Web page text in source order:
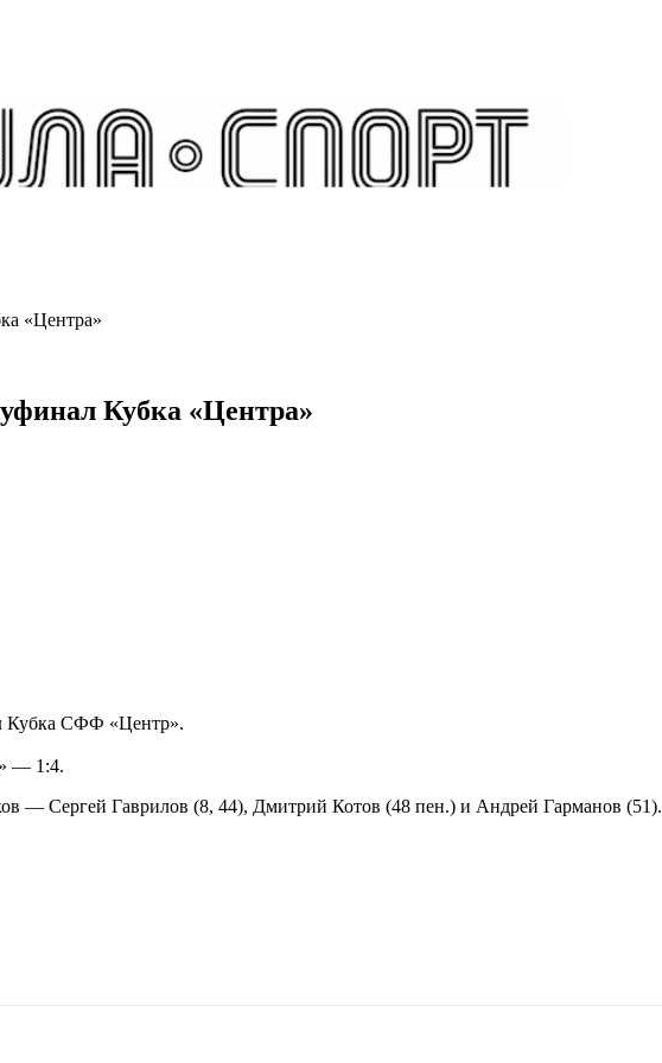
«Центра»
Кубка «Центра»
Кубка СФФ «Центр».
— 1:4.
— Сергей Гаврилов (8, 44), Дмитрий Котов (48 пен.) и Андрей Гарманов (51).